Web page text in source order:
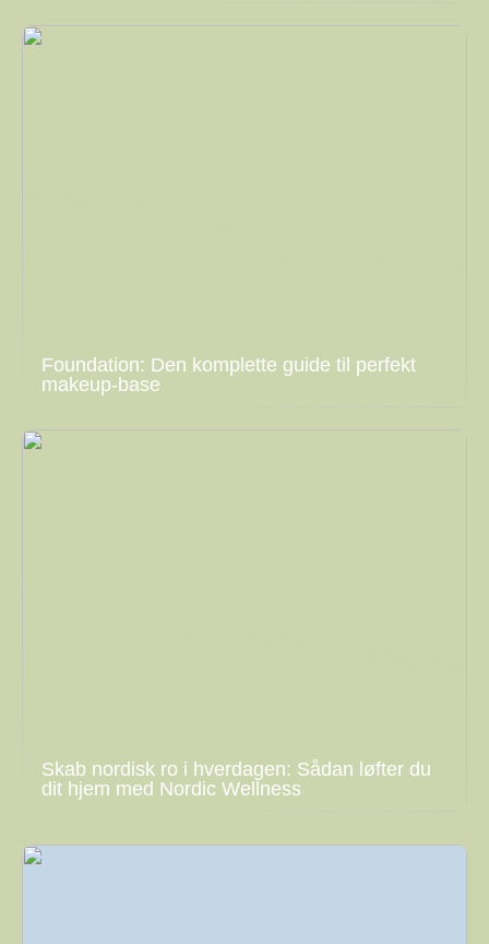
Foundation: Den komplette guide til perfekt
makeup-base
Skab nordisk ro i hverdagen: Sådan løfter du
dit hjem med Nordic Wellness